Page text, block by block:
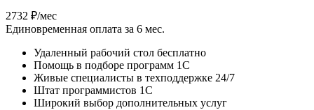
2732 ₽/мес
Единовременная оплата за 6 мес.
Удаленный рабочий стол бесплатно
Помощь в подборе программ 1С
Живые специалисты в техподдержке 24/7
Штат программистов 1С
Широкий выбор дополнительных услуг